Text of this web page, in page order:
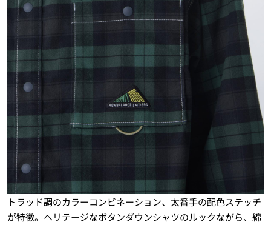
トラッド調のカラーコンビネーション、太番手の配色ステッチ
が特徴。ヘリテージなボタンダウンシャツのルックながら、綿